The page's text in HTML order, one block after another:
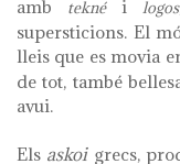
amb
teknéi logos
supersticions. El
lleis que es movia
de tot, també
avui.
Els askoigrecs,